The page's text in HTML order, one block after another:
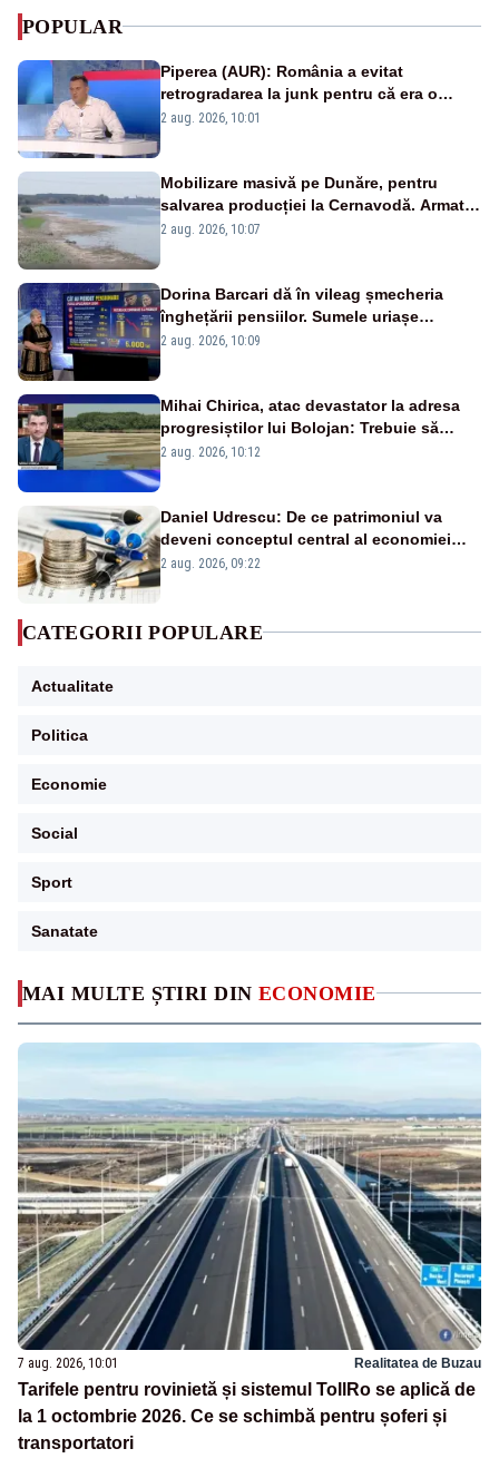
MAI MULTE ȘTIRI DIN ECONOMIE
7 aug. 2026, 10:01 Realitatea de Buzau
Tarifele pentru rovinietă și sistemul TollRo se aplică de
la 1 octombrie 2026. Ce se schimbă pentru șoferi și
transportatori
POPULAR
Piperea (AUR): România a evitat
retrogradarea la junk pentru că era o
catastrofă pentru bănci și fondurile de
2 aug. 2026, 10:01
Mobilizare masivă pe Dunăre, pentru
salvarea producției la Cernavodă. Armata
va detona o stâncă și va devia apa
2 aug. 2026, 10:07
Dorina Barcari dă în vileag șmecheria
înghețării pensiilor. Sumele uriașe
pierdute de fiecare român
2 aug. 2026, 10:09
Mihai Chirica, atac devastator la adresa
progresiștilor lui Bolojan: Trebuie să
protejăm și natura, dar nu șținem omaneii
2 aug. 2026, 10:12
Daniel Udrescu: De ce patrimoniul va
deveni conceptul central al economiei
viitoare?
2 aug. 2026, 09:22
CATEGORII POPULARE
Actualitate
Politica
Economie
Social
Sport
Sanatate